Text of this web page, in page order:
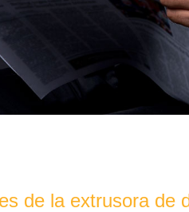
de la extrusora de